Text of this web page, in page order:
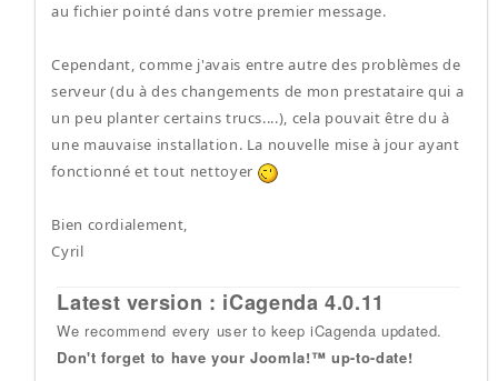
au fichier pointé dans votre premier message.
Cependant, comme j'avais entre autre des problèmes de
serveur (du à des changements de mon prestataire qui a
un peu planter certains trucs....), cela pouvait être du à
une mauvaise installation. La nouvelle mise à jour ayant
fonctionné et tout nettoyer
Bien cordialement,
Cyril
Latest version : iCagenda 4.0.11
We recommend every user to keep iCagenda updated.
Don't forget to have your Joomla!™ up-to-date!